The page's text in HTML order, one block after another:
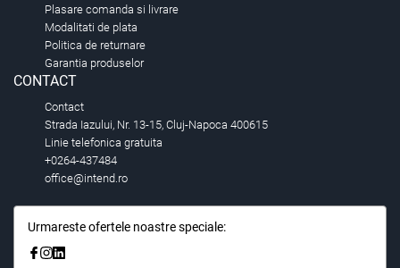
Plasare comanda si livrare
Modalitati de plata
Politica de returnare
Garantia produselor
CONTACT
Contact
Strada Iazului, Nr. 13-15, Cluj-Napoca 400615
Linie telefonica gratuita
+0264-437484
office@intend.ro
Urmareste ofertele noastre speciale: